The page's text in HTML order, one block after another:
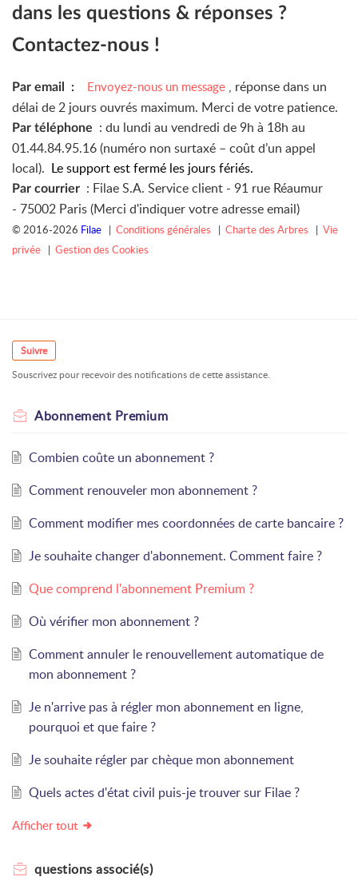
dans les questions & réponses ?
Contactez-nous !
Par email : Envoyez-nous un message , réponse dans un
délai de 2 jours ouvrés maximum. Merci de votre patience.
Par téléphone : du lundi au vendredi de 9h à 18h au
01.44.84.95.16 (numéro non surtaxé – coût d’un appel
local). Le support est fermé les jours fériés.
Par courrier : Filae S.A. Service client - 91 rue Réaumur
- 75002 Paris (Merci d'indiquer votre adresse email)
© 2016-2026 Filae | Conditions générales | Charte des Arbres | Vie
privée | Gestion des Cookies
Suivre
Souscrivez pour recevoir des notifications de cette assistance.
Abonnement Premium
Combien coûte un abonnement ?
Comment renouveler mon abonnement ?
Comment modifier mes coordonnées de carte bancaire ?
Je souhaite changer d'abonnement. Comment faire ?
Que comprend l'abonnement Premium ?
Où vérifier mon abonnement ?
Comment annuler le renouvellement automatique de
mon abonnement ?
Je n'arrive pas à régler mon abonnement en ligne,
pourquoi et que faire ?
Je souhaite régler par chèque mon abonnement
Quels actes d'état civil puis-je trouver sur Filae ?
Afficher tout
questions associé(s)